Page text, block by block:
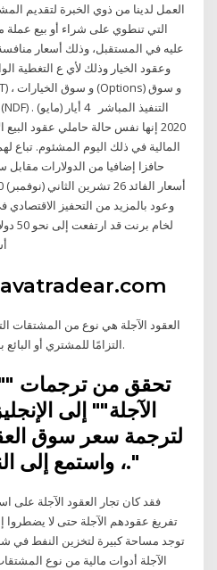
العمل لدينا من ذوي الخبرة لتقديم
التي تنطوي على شراء أو بيع
عليه في المستقبل، وذلك أسعار
2020 إنها نفس حالة حاملي عقود
المالية في ذلك اليوم المشئوم. تباع
حافزا إضافيا من الدولارات
وعود بالمزيد من التحفيز الاقتصادي
لخام
التزامًا للمشتري أو البائع بالتعامل على سعر مستقبلي محدد.
الآجلة"" إلى
لترجمة سعر سوق
، واستمع إلى النطق وتعلم القواعد."
تفريغ عقودهم الآجلة حتى لا يضطروا
توجد مساحة كبيرة لتخزين النفط في
الآجلة أدوات مالية من نوع